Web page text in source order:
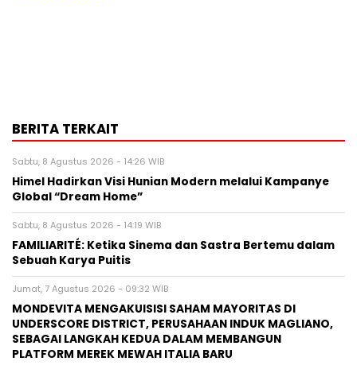
BERITA TERKAIT
Sabtu, 8 Agustus 2026 - 14:26 WIB
Himel Hadirkan Visi Hunian Modern melalui Kampanye
Global “Dream Home”
Sabtu, 8 Agustus 2026 - 14:19 WIB
FAMILIARITÉ: Ketika Sinema dan Sastra Bertemu dalam
Sebuah Karya Puitis
Jumat, 7 Agustus 2026 - 09:32 WIB
MONDEVITA MENGAKUISISI SAHAM MAYORITAS DI
UNDERSCORE DISTRICT, PERUSAHAAN INDUK MAGLIANO,
SEBAGAI LANGKAH KEDUA DALAM MEMBANGUN
PLATFORM MEREK MEWAH ITALIA BARU